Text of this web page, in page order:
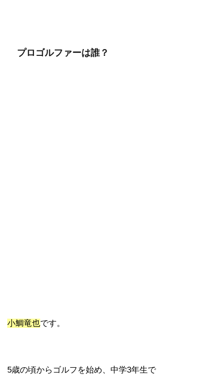
プロゴルファーは誰？
小鯛竜也です。
5歳の頃からゴルフを始め、中学3年生で